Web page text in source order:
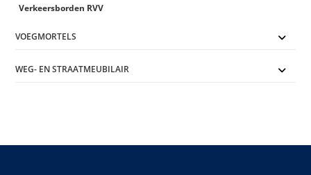
Verkeersborden RVV
VOEGMORTELS
WEG- EN STRAATMEUBILAIR